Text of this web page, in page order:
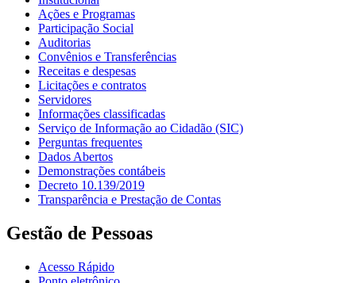
Ações e Programas
Participação Social
Auditorias
Convênios e Transferências
Receitas e despesas
Licitações e contratos
Servidores
Informações classificadas
Serviço de Informação ao Cidadão (SIC)
Perguntas frequentes
Dados Abertos
Demonstrações contábeis
Decreto 10.139/2019
Transparência e Prestação de Contas
Gestão de Pessoas
Acesso Rápido